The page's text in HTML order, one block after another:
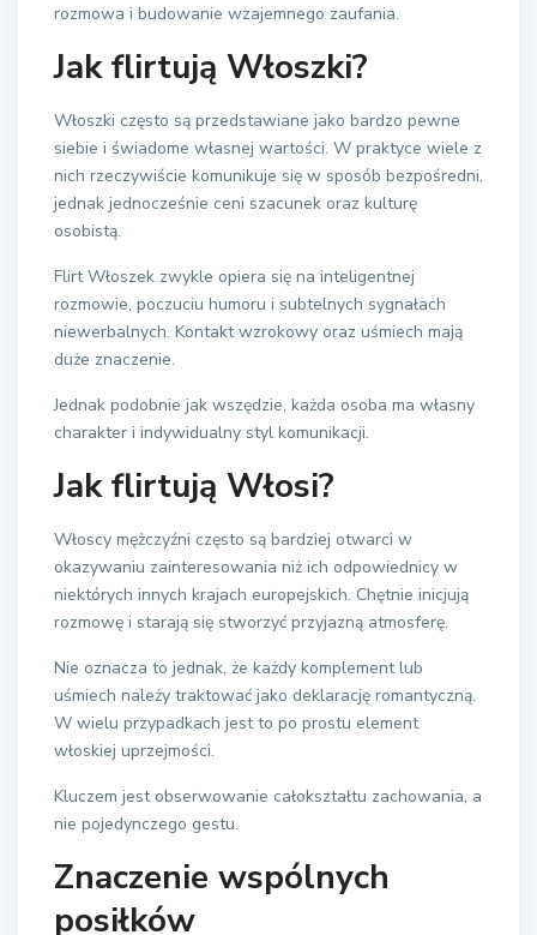
rozmowa i budowanie wzajemnego zaufania.
Jak flirtują Włoszki?
Włoszki często są przedstawiane jako bardzo pewne
siebie i świadome własnej wartości. W praktyce wiele z
nich rzeczywiście komunikuje się w sposób bezpośredni,
jednak jednocześnie ceni szacunek oraz kulturę
osobistą.
Flirt Włoszek zwykle opiera się na inteligentnej
rozmowie, poczuciu humoru i subtelnych sygnałach
niewerbalnych. Kontakt wzrokowy oraz uśmiech mają
duże znaczenie.
Jednak podobnie jak wszędzie, każda osoba ma własny
charakter i indywidualny styl komunikacji.
Jak flirtują Włosi?
Włoscy mężczyźni często są bardziej otwarci w
okazywaniu zainteresowania niż ich odpowiednicy w
niektórych innych krajach europejskich. Chętnie inicjują
rozmowę i starają się stworzyć przyjazną atmosferę.
Nie oznacza to jednak, że każdy komplement lub
uśmiech należy traktować jako deklarację romantyczną.
W wielu przypadkach jest to po prostu element
włoskiej uprzejmości.
Kluczem jest obserwowanie całokształtu zachowania, a
nie pojedynczego gestu.
Znaczenie wspólnych
posiłków